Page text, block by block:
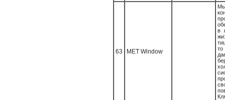
63 MET Window
в
то